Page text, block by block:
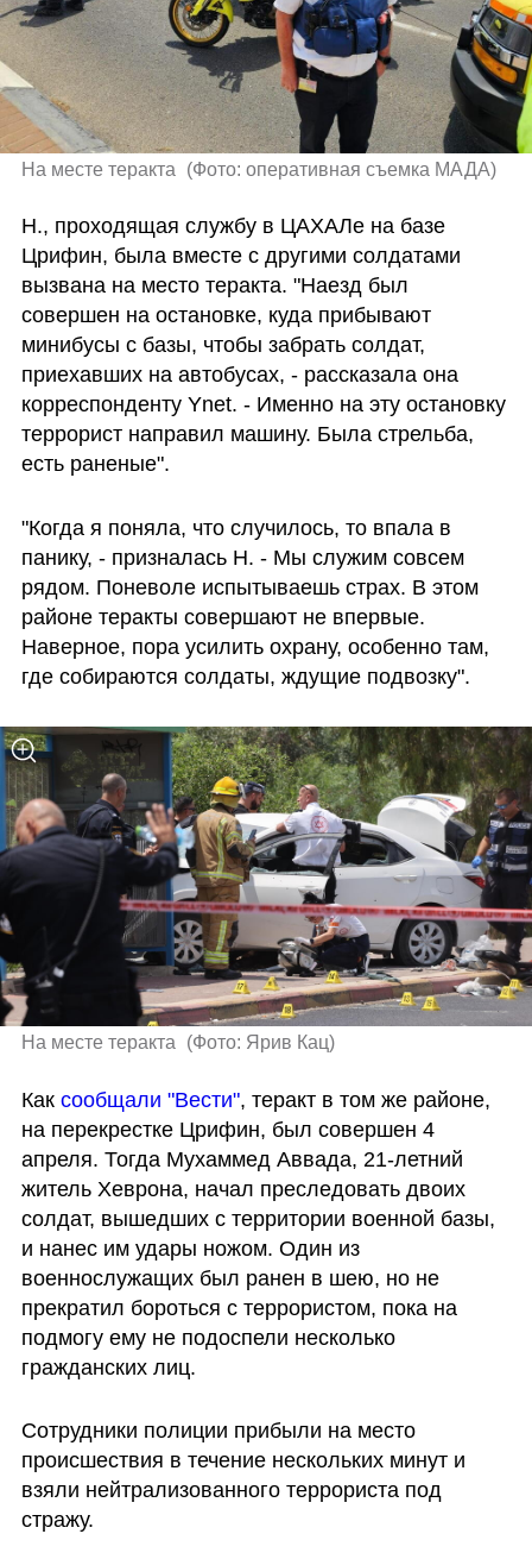
На месте теракта (Фото: оперативная съемка МАДА)
Н., проходящая службу в ЦАХАЛе на базе
Црифин, была вместе с другими солдатами
вызвана на место теракта. "Наезд был
совершен на остановке, куда прибывают
минибусы с базы, чтобы забрать солдат,
приехавших на автобусах, - рассказала она
корреспонденту Ynet. - Именно на эту остановку
террорист направил машину. Была стрельба,
есть раненые".
"Когда я поняла, что случилось, то впала в
панику, - призналась Н. - Мы служим совсем
рядом. Поневоле испытываешь страх. В этом
районе теракты совершают не впервые.
Наверное, пора усилить охрану, особенно там,
где собираются солдаты, ждущие подвозку".
На месте теракта (Фото: Ярив Кац)
Как сообщали "Вести", теракт в том же районе,
на перекрестке Црифин, был совершен 4
апреля. Тогда Мухаммед Аввада, 21-летний
житель Хеврона, начал преследовать двоих
солдат, вышедших с территории военной базы,
и нанес им удары ножом. Один из
военнослужащих был ранен в шею, но не
прекратил бороться с террористом, пока на
подмогу ему не подоспели несколько
гражданских лиц.
Сотрудники полиции прибыли на место
происшествия в течение нескольких минут и
взяли нейтрализованного террориста под
стражу.